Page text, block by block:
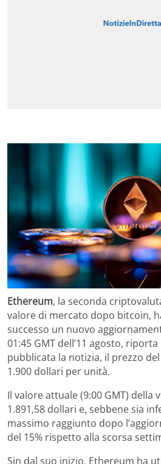
Ethereum, la seconda
valore di mercato dopo bitcoin,
successo un nuovo
01:45 GMT dell’11 agosto, riporta
pubblicata la notizia, il prezzo
1.900 dollari per unità.
Il valore attuale (9:00 GMT) della
1.891,58 dollari e, sebbene sia
massimo raggiunto dopo
del 15% rispetto alla scorsa
Sin dal suo inizio, Ethereum ha